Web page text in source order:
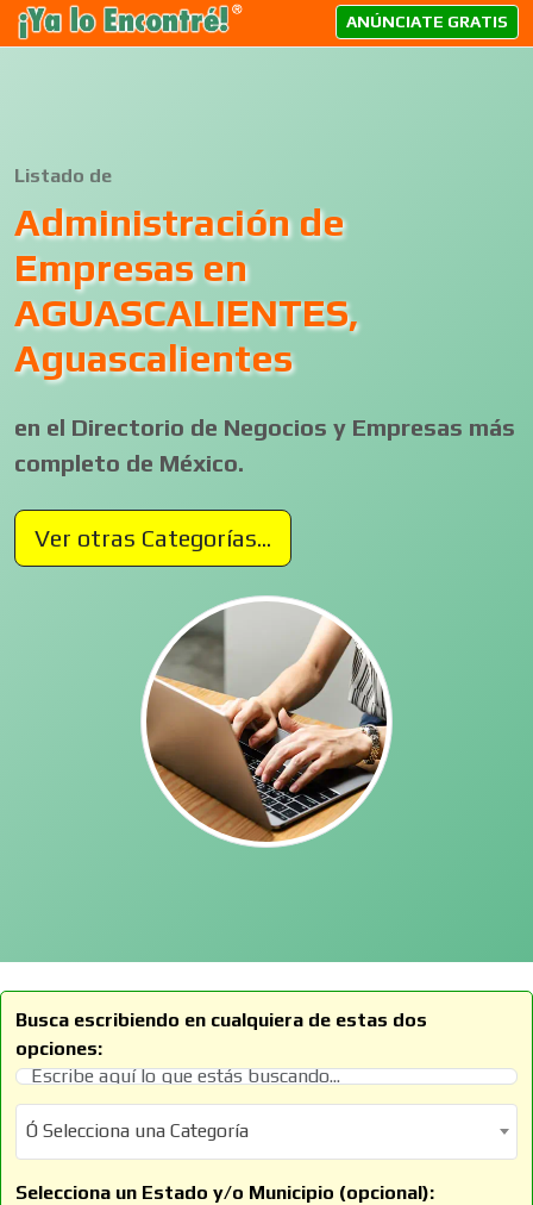
ANÚNCIATE GRATIS
Listado de
Administración de
Empresas en
AGUASCALIENTES,
Aguascalientes
en el Directorio de Negocios y Empresas más
completo de México.
Ver otras Categorías...
Busca escribiendo en cualquiera de estas dos
opciones:
Ó Selecciona una Categoría
Ó Selecciona una Categoría
Selecciona un Estado y/o Municipio (opcional):